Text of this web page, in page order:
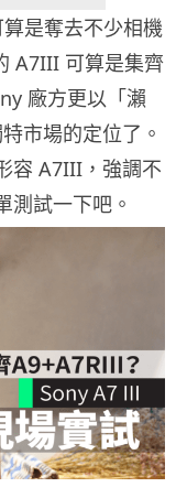
是奪去不少相機
A7III 可算是集齊
廠方更以「瀨
市場的定位了。
容 A7III，強調不
測試一下吧。